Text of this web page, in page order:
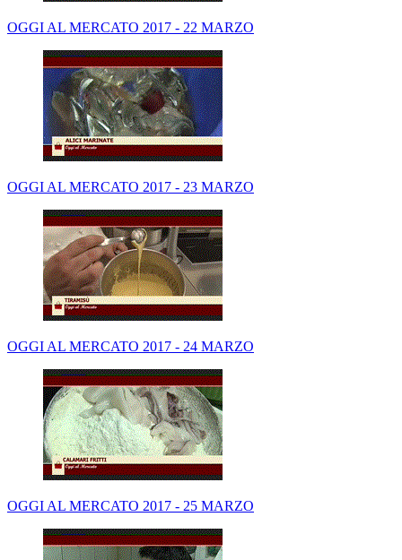
OGGI AL MERCATO 2017 - 22 MARZO
OGGI AL MERCATO 2017 - 23 MARZO
OGGI AL MERCATO 2017 - 24 MARZO
OGGI AL MERCATO 2017 - 25 MARZO